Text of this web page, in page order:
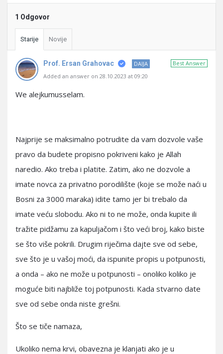
1 Odgovor
Starije Novije
Best Answer
Prof. Ersan Grahovac
DAIJA
Added an answer on 28.10.2023 at 09:20
We alejkumusselam.
Najprije se maksimalno potrudite da vam dozvole vaše
pravo da budete propisno pokriveni kako je Allah
naredio. Ako treba i platite. Zatim, ako ne dozvole a
imate novca za privatno porodilište (koje se može naći u
Bosni za 3000 maraka) idite tamo jer bi trebalo da
imate veću slobodu. Ako ni to ne može, onda kupite ili
tražite pidžamu za kapuljačom i što veći broj, kako biste
se što više pokrili. Drugim riječima dajte sve od sebe,
sve što je u vašoj moći, da ispunite propis u potpunosti,
a onda – ako ne može u potpunosti – onoliko koliko je
moguće biti najbliže toj potpunosti. Kada stvarno date
sve od sebe onda niste grešni.
Što se tiče namaza,
Ukoliko nema krvi, obavezna je klanjati ako je u